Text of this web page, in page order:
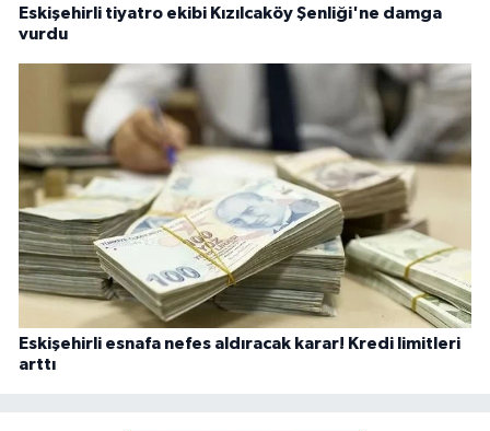
Eskişehirli tiyatro ekibi Kızılcaköy Şenliği'ne damga
vurdu
Eskişehirli esnafa nefes aldıracak karar! Kredi limitleri
arttı